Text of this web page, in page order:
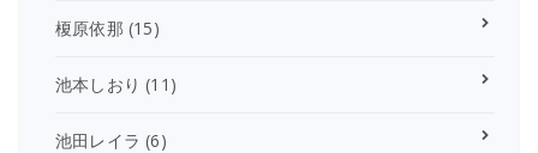
榎原依那 (15)
池本しおり (11)
池田レイラ (6)